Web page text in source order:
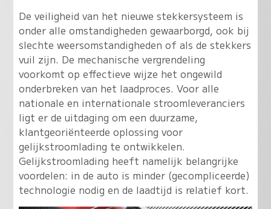
De veiligheid van het nieuwe stekkersysteem is
onder alle omstandigheden gewaarborgd, ook bij
slechte weersomstandigheden of als de stekkers
vuil zijn. De mechanische vergrendeling
voorkomt op effectieve wijze het ongewild
onderbreken van het laadproces. Voor alle
nationale en internationale stroomleveranciers
ligt er de uitdaging om een duurzame,
klantgeoriënteerde oplossing voor
gelijkstroomlading te ontwikkelen.
Gelijkstroomlading heeft namelijk belangrijke
voordelen: in de auto is minder (gecompliceerde)
technologie nodig en de laadtijd is relatief kort.